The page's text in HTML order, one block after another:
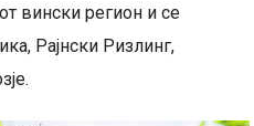
вински регион и се
Рајнски Ризлинг,